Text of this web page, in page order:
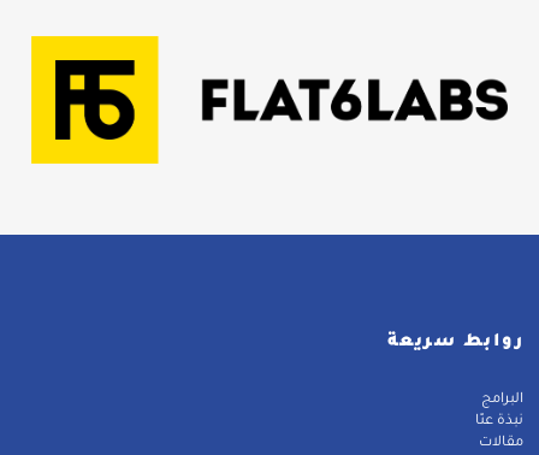
روابط سريعة
البرامج
نبذة عنّا
مقالات